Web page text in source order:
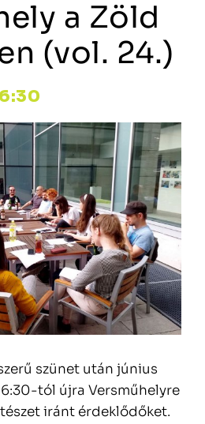
a Zöld
(vol. 24.)
szünet után június
tól újra Versműhelyre
iránt érdeklődőket.